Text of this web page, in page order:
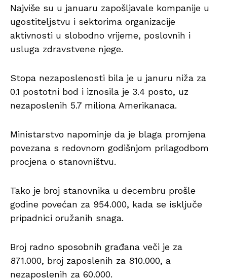
Najviše su u januaru zapošljavale kompanije u
ugostiteljstvu i sektorima organizacije
aktivnosti u slobodno vrijeme, poslovnih i
usluga zdravstvene njege.
Stopa nezaposlenosti bila je u januru niža za
0.1 postotni bod i iznosila je 3.4 posto, uz
nezaposlenih 5.7 miliona Amerikanaca.
Ministarstvo napominje da je blaga promjena
povezana s redovnom godišnjom prilagodbom
procjena o stanovništvu.
Tako je broj stanovnika u decembru prošle
godine povećan za 954.000, kada se isključe
pripadnici oružanih snaga.
Broj radno sposobnih građana veči je za
871.000, broj zaposlenih za 810.000, a
nezaposlenih za 60.000.